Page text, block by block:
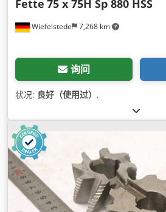
Wiefelstede 7,268 km
Fette 75 x 75H Sp 880 HSS
询问
状况: 良好（使用过） ,